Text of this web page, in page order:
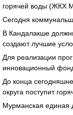
горячей воды (ЖКХ
Сегодня
В Кандалакше
создают лучшие
Для реализации
инновационный
До конца
округа поступит
Мурманская единая